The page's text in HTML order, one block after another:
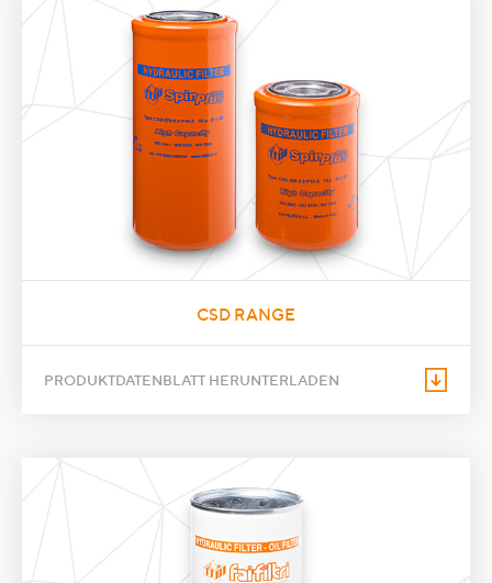
CSD RANGE
PRODUKTDATENBLATT HERUNTERLADEN